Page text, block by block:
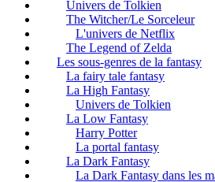
Univers de Tolkien
The Witcher/Le Sorceleur
L'univers de Netflix
The Legend of Zelda
Les sous-genres de la fantasy
La fairy tale fantasy
La High Fantasy
Univers de Tolkien
La Low Fantasy
Harry Potter
La portal fantasy
La Dark Fantasy
La Dark Fantasy dans les